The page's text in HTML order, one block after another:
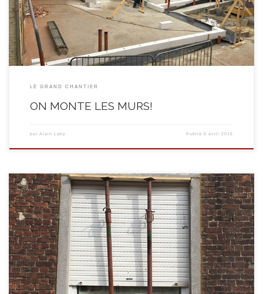
ce ne sera pas une remise! Et rien n’échappe […]
LE GRAND CHANTIER
ON MONTE LES MURS!
par Alain Laby Publié6 avril 2016
Semaine du 28 mars : les maçons de SECOS font un petit détour en façade!
Les plans de l’architecte prévoient en effet de ramener la baie de la fenêtre
du 19 (le futur restaurant) aux dimensions de la baie du 17. Au travail! Et
voilà le travail !!!